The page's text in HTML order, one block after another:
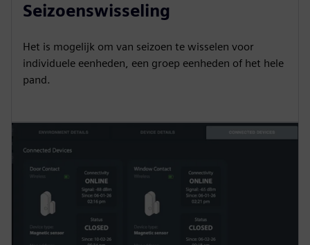
Seizoenswisseling
Het is mogelijk om van seizoen te wisselen voor
individuele eenheden, een groep eenheden of het hele
pand.